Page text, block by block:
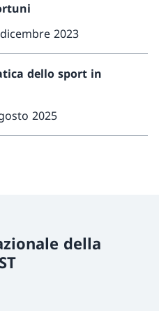
2023
dello sport in
2025
della